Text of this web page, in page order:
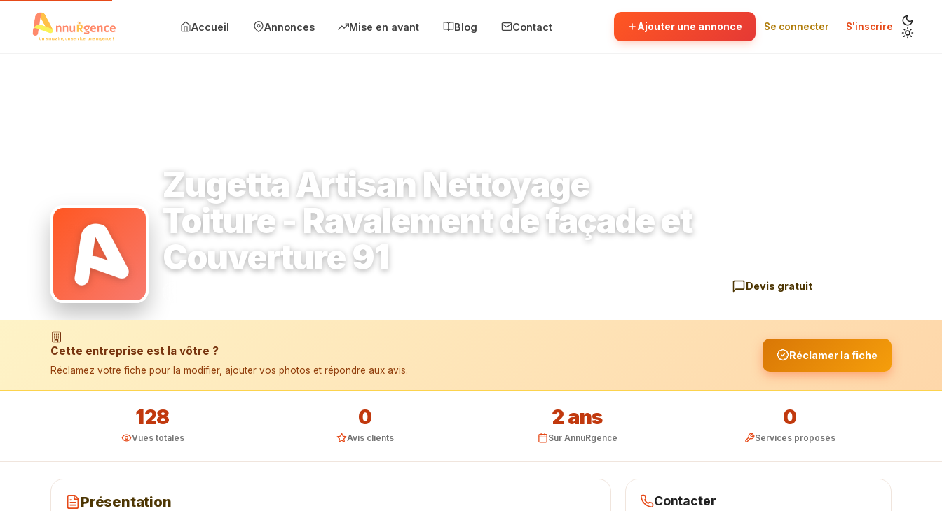
Accueil Annonces Mise en avant Blog Contact Ajouter une annonce Se connecter S'inscrire
Ajouter une annonce
Se connecter
S'inscrire
📱 Installer l'application
Zugetta Artisan Nettoyage
Toiture - Ravalement de façade et
Couverture 91
Devis gratuit
Cette entreprise est la vôtre ?
Réclamez votre fiche pour la modifier, ajouter vos photos et répondre aux avis.
Réclamer la fiche
128
Vues totales
0
Avis clients
2 ans
Sur AnnuRgence
0
Services proposés
Présentation Contacter